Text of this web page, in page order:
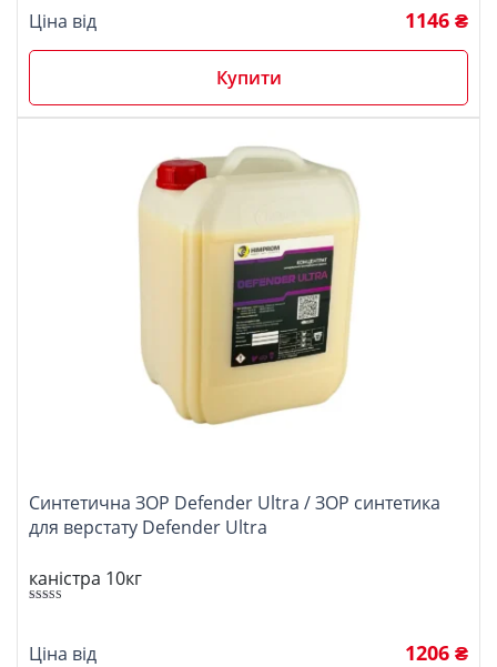
Ціна від 1146 ₴
Купити
Синтетична ЗОР Defender Ultra / ЗОР синтетика
для верстату Defender Ultra
каністра 10кг
Ціна від 1206 ₴